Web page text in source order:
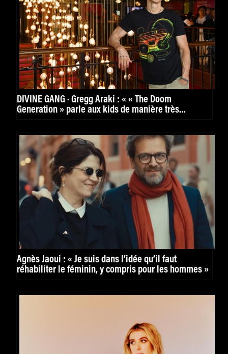
DIVINE GANG · Gregg Araki : « « The Doom
Generation » parle aux kids de manière très
Agnès Jaoui : « Je suis dans l’idée qu’il faut
réhabiliter le féminin, y compris pour les hommes »